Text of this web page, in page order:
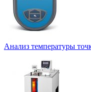
Анализ температуры